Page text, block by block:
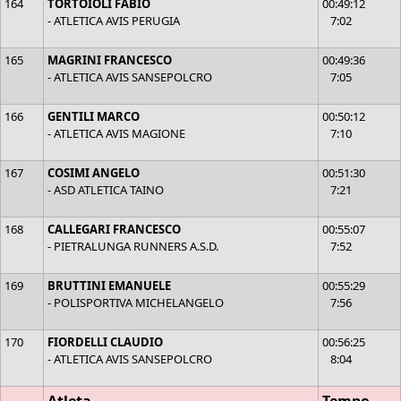
164
TORTOIOLI FABIO
- ATLETICA AVIS PERUGIA
00:49:12
7:02
165
MAGRINI FRANCESCO
- ATLETICA AVIS SANSEPOLCRO
00:49:36
7:05
166
GENTILI MARCO
- ATLETICA AVIS MAGIONE
00:50:12
7:10
167
COSIMI ANGELO
- ASD ATLETICA TAINO
00:51:30
7:21
168
CALLEGARI FRANCESCO
- PIETRALUNGA RUNNERS A.S.D.
00:55:07
7:52
169
BRUTTINI EMANUELE
- POLISPORTIVA MICHELANGELO
00:55:29
7:56
170
FIORDELLI CLAUDIO
- ATLETICA AVIS SANSEPOLCRO
00:56:25
8:04